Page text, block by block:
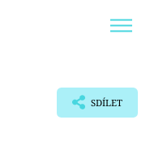
SDÍLET